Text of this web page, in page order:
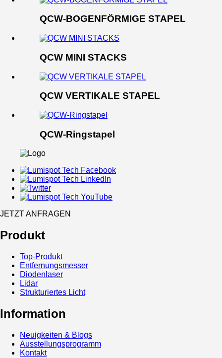
QCW-BOGENFÖRMIGE STAPEL
QCW MINI STACKS
QCW VERTIKALE STAPEL
QCW-Ringstapel
JETZT ANFRAGEN
Produkt
Top-Produkt
Entfernungsmesser
Diodenlaser
Lidar
Strukturiertes Licht
Information
Neuigkeiten & Blogs
Ausstellungsprogramm
Kontakt